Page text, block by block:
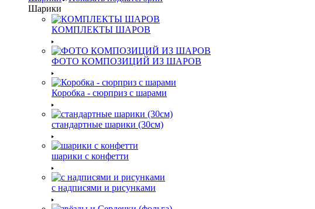
Шарики
КОМПЛЕКТЫ ШАРОВ
ФОТО КОМПОЗИЦИЙ ИЗ ШАРОВ
Коробка - сюрприз с шарами
стандартные шарики (30см)
шарики с конфетти
с надписями и рисунками